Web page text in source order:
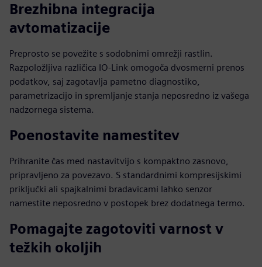
Brezhibna integracija
avtomatizacije
Preprosto se povežite s sodobnimi omrežji rastlin.
Razpoložljiva različica IO-Link omogoča dvosmerni prenos
podatkov, saj zagotavlja pametno diagnostiko,
parametrizacijo in spremljanje stanja neposredno iz vašega
nadzornega sistema.
Poenostavite namestitev
Prihranite čas med nastavitvijo s kompaktno zasnovo,
pripravljeno za povezavo. S standardnimi kompresijskimi
priključki ali spajkalnimi bradavicami lahko senzor
namestite neposredno v postopek brez dodatnega termo.
Pomagajte zagotoviti varnost v
težkih okoljih